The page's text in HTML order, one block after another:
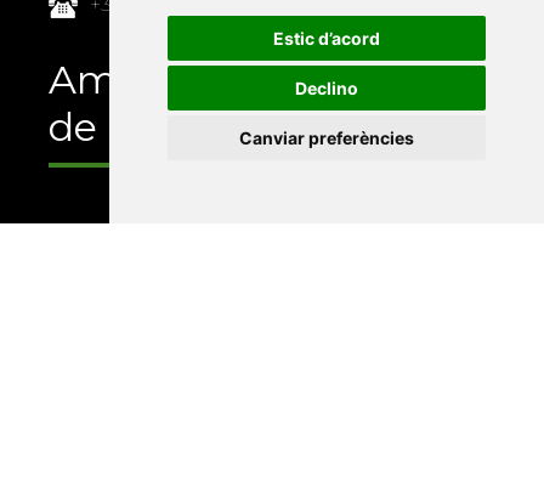
Estic d’acord
Declino
Canviar preferències
Amb el suport
de